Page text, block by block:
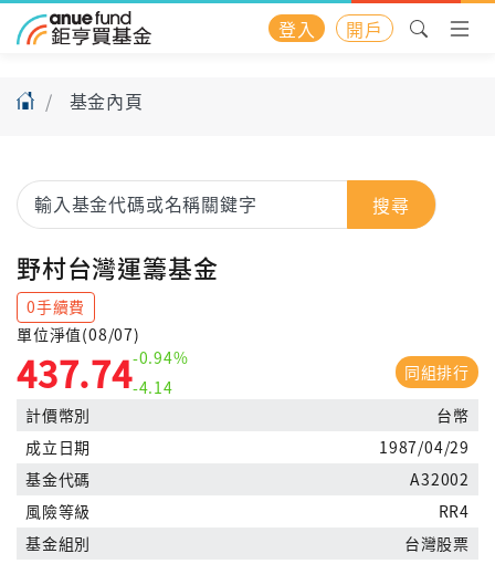
登入 開戶
基金內頁
搜尋
野村台灣運籌基金
0手續費
單位淨值(08/07)
437.74-0.94%
-4.14
同組排行
計價幣別
台幣
成立日期
1987/04/29
基金代碼
A32002
風險等級
RR4
基金組別
台灣股票